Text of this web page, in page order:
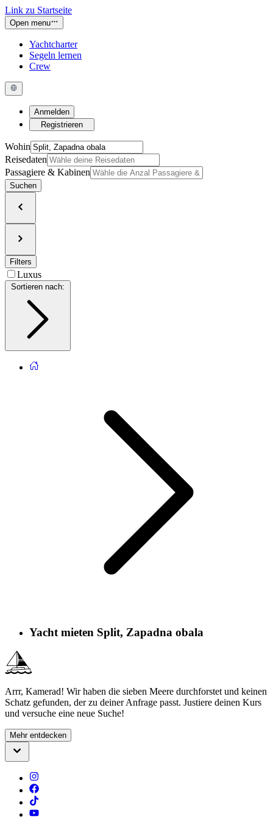
Link zu Startseite
Open menu
Yachtcharter
Segeln lernen
Crew
Anmelden
Registrieren
Wohin
Reisedaten
Passagiere & Kabinen
Suchen
Filters
Luxus
Sortieren nach
Yacht mieten Split, Zapadna obala
Arrr, Kamerad! Wir haben die sieben Meere durchforstet und keinen
Schatz gefunden, der zu deiner Anfrage passt. Justiere deinen Kurs
und versuche eine neue Suche!
Mehr entdecken